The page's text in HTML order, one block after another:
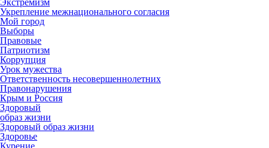
Экстремизм
Укрепление межнационального согласия
Мой город
Выборы
Правовые
Патриотизм
Коррупция
Урок мужества
Ответственность несовершеннолетних
Правонарушения
Крым и Россия
Здоровый
образ жизни
Здоровый образ жизни
Здоровье
Курение